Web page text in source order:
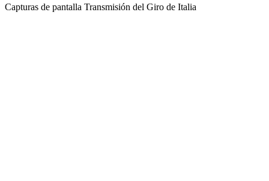
Capturas de pantalla Transmisión del Giro de Italia